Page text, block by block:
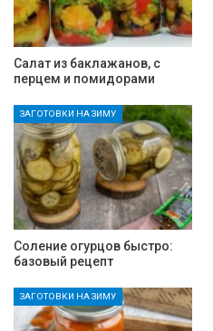
Салат из баклажанов, с
перцем и помидорами
ЗАГОТОВКИ НА ЗИМУ
Соление огурцов быстро:
базовый рецепт
ЗАГОТОВКИ НА ЗИМУ